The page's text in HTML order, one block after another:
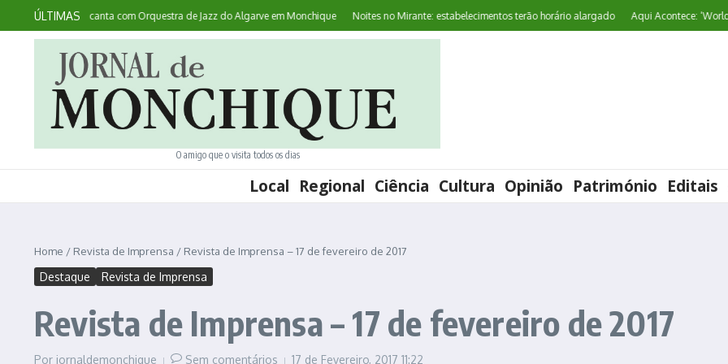
Ir para o conteúdo
ÚLTIMAS
australiana canta com Orquestra de Jazz do Algarve em Monchique Noites no Mirante: estabelecimentos terão horário alargado Aqui Acontece: ‘World
O amigo que o visita todos os dias
Local Regional Ciência Cultura Opinião Património Editais
Home / Revista de Imprensa / Revista de Imprensa – 17 de fevereiro de 2017
Destaque Revista de Imprensa
Revista de Imprensa – 17 de fevereiro de 2017
Por jornaldemonchique Sem comentários 17 de Fevereiro, 2017 11:22